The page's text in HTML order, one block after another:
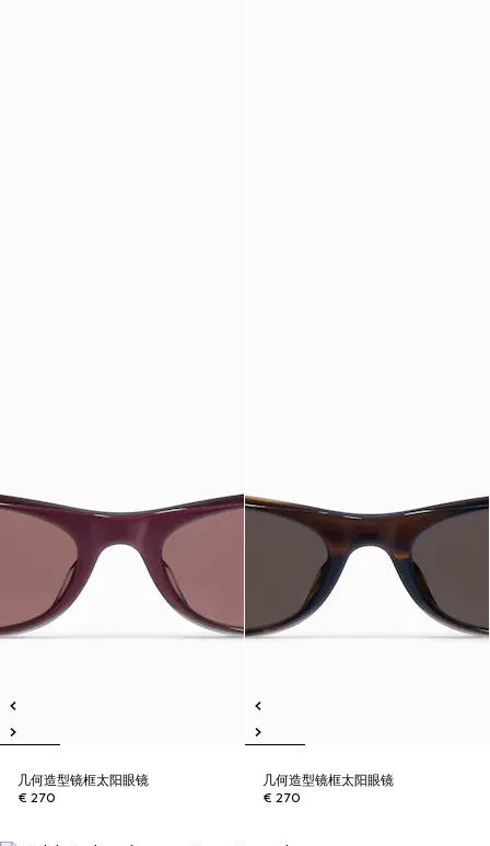
几何造型镜框太阳眼镜
€ 270
几何造型镜框太阳眼镜
€ 270